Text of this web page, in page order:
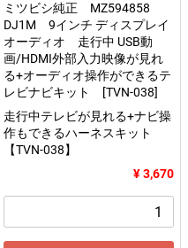
ミツビシ純正 MZ594858
DJ1M 9インチ ディスプレイ
オーディオ 走行中 USB動
画/HDMI外部入力映像が見れ
る+オーディオ操作ができるテ
レビナビキット [TVN-038]
走行中テレビが見れる+ナビ操
作もできるハーネスキット
【TVN-038】
¥ 3,670